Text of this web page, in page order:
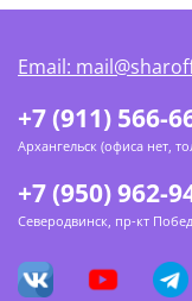
+7 (911) 566-
Архангельск (офиса нет,
+7 (950) 962-
Северодвинск, пр-кт
Email: